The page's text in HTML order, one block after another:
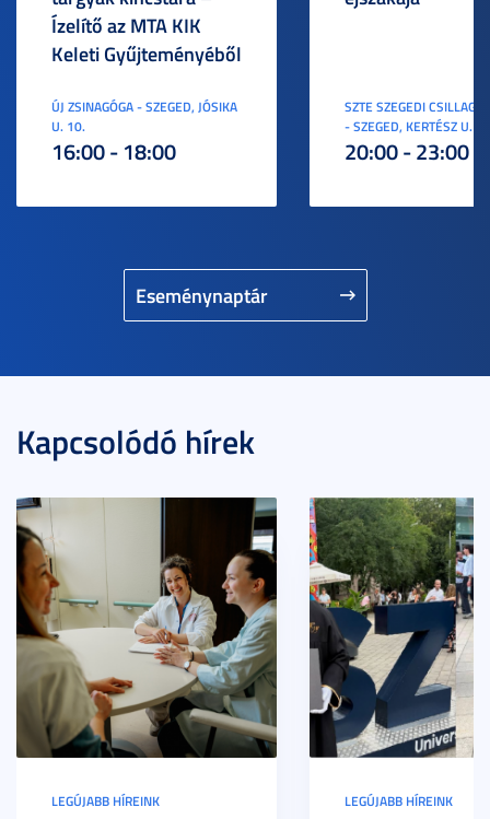
Eseménynaptár
Ízelítő az MTA KIK
Keleti Gyűjteményéből
ÚJ ZSINAGÓGA - SZEGED, JÓSIKA
U. 10.
16:00 - 18:00
SZTE SZEGEDI
- SZEGED, KERTÉSZ U. 3.
20:00 - 23:00
Kapcsolódó hírek
LEGÚJABB HÍREINK LEGÚJABB HÍREINK